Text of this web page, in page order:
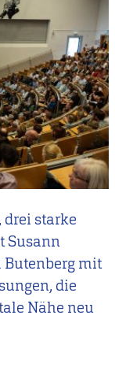
starke
Susann
Butenberg mit
die
Nähe neu